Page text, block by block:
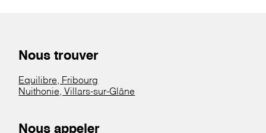
Nous trouver
Equilibre, Fribourg
Nuithonie, Villars-sur-Glâne
Nous appeler